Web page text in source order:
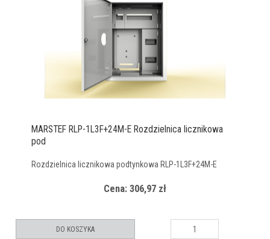
MARSTEF RLP-1L3F+24M-E Rozdzielnica licznikowa
pod
Rozdzielnica licznikowa podtynkowa RLP-1L3F+24M-E
Cena: 306,97 zł
DO KOSZYKA